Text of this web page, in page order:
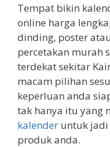
Tempat bikin
online harga
dinding, poster
percetakan murah
terdekat sekitar
macam pilihan
keperluan anda
tak hanya itu yang
kalender untuk jadi
produk anda.